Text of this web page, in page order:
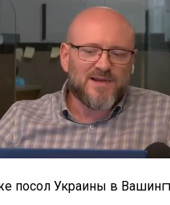
посол Украины в